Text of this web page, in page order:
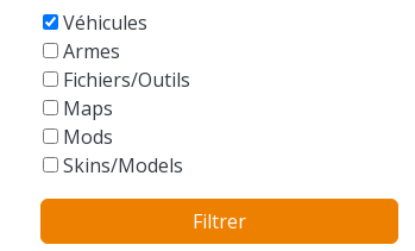
Véhicules
Armes
Fichiers/Outils
Maps
Mods
Skins/Models
Filtrer